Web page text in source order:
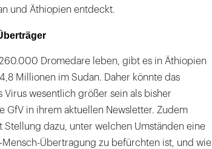
und Äthiopien entdeckt.
Dromedare leben, gibt es in Äthiopien
Millionen im Sudan. Daher könnte das
Virus wesentlich größer sein als bisher
GfV in ihrem aktuellen Newsletter. Zudem
Stellung dazu, unter welchen Umständen eine
Übertragung zu befürchten ist, und wie